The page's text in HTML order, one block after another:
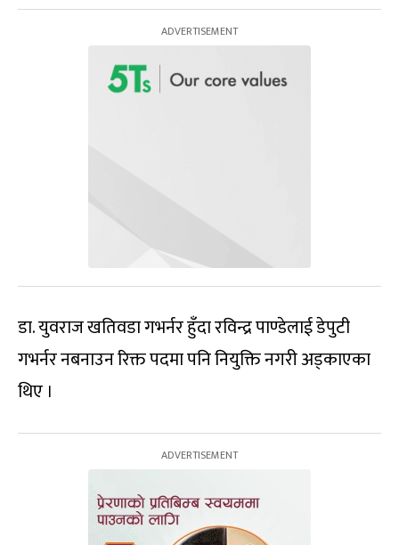
डा. युवराज खतिवडा गभर्नर हुँदा रविन्द्र पाण्डेलाई डेपुटी
गभर्नर नबनाउन रिक्त पदमा पनि नियुक्ति नगरी अड्काएका
थिए ।